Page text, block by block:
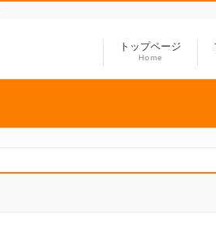
トップページ
Home